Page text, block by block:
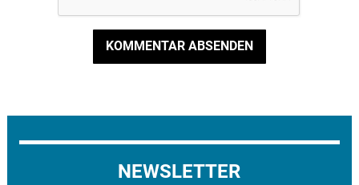
KOMMENTAR ABSENDEN
NEWSLETTER